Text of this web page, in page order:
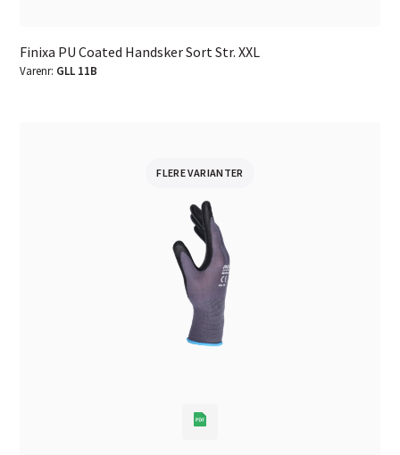
Finixa PU Coated Handsker Sort Str. XXL
Varenr: GLL 11B
FLERE VARIANTER